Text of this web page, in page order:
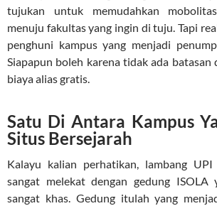
tujukan untuk memudahkan
menuju fakultas yang ingin di tuju. Tapi
penghuni kampus yang menjadi
Siapapun boleh karena tidak ada
biaya alias gratis.
Satu Di Antara Kampus
Situs Bersejarah
Kalayu kalian perhatikan, lambang
sangat melekat dengan gedung
sangat khas. Gedung itulah yang